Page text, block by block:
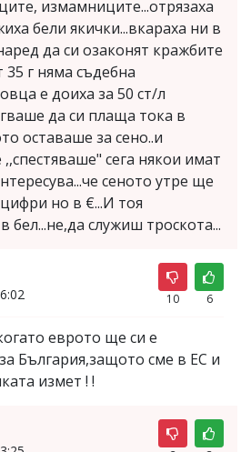
измамниците...отрязаха
бели якички...вкараха ни в
да си озаконят кражбите
35 г няма съдебна
е доиха за 50 ст/л
да си плаща тока в
оставаше за сено..и
сега някои имат
сеното утре ще
но в €...И тоя
бел...не,да служиш троскота...
10 6
еврото ще си е
България,защото сме в ЕС и
измет ! !